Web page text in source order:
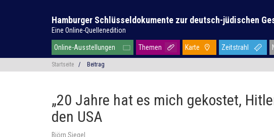
Hamburger Schlüsseldokumente zur deutsch-jüdischen
Eine Online-Quellenedition
Online-Ausstellungen Themen Karte Zeitstrahl
Startseite / Beitrag
„20 Jahre hat es mich gekostet,
den USA
Björn Siegel